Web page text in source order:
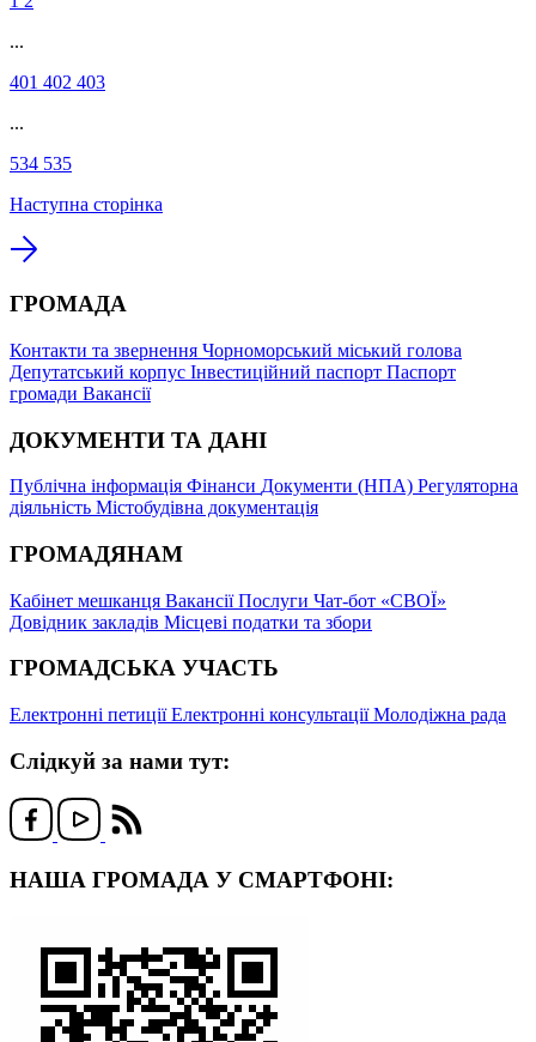
...
401 402 403
...
534 535
Наступна сторінка
ГРОМАДА
Контакти та звернення Чорноморський міський голова
Депутатський корпус Інвестиційний паспорт Паспорт
громади Вакансії
ДОКУМЕНТИ ТА ДАНІ
Публічна інформація Фінанси Документи (НПА) Регуляторна
діяльність Містобудівна документація
ГРОМАДЯНАМ
Кабінет мешканця ВакансіїПослуги Чат-бот «СВОЇ»
Довідник закладів Місцеві податки та збори
ГРОМАДСЬКА УЧАСТЬ
Електронні петиціїЕлектронні консультаціїМолодіжна рада
Слідкуй за нами тут:
НАША ГРОМАДА У СМАРТФОНІ: